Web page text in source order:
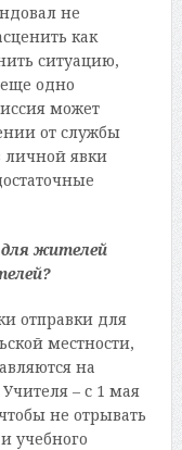
не
как
ситуацию,
одно
может
от службы
личной явки
жителей
отправки для
местности,
на
– с 1 мая
не отрывать
учебного